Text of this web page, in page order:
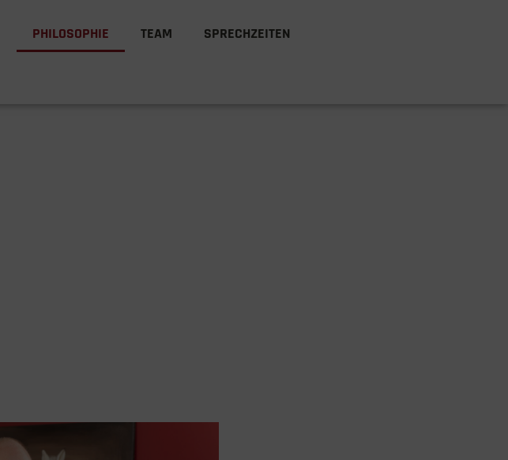
PHILOSOPHIE TEAM
SPRECHZEITEN